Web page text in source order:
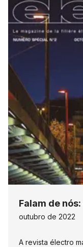
Falam de
outubro de 2022
A revista électro